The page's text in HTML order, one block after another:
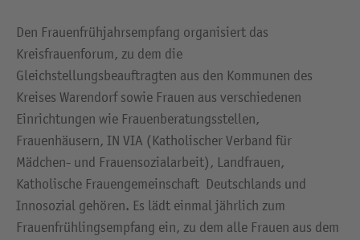
Den Frauenfrühjahrsempfang organisiert das
Kreisfrauenforum, zu dem die
Gleichstellungsbeauftragten aus den Kommunen des
Kreises Warendorf sowie Frauen aus verschiedenen
Einrichtungen wie Frauenberatungsstellen,
Frauenhäusern, IN VIA (Katholischer Verband für
Mädchen- und Frauensozialarbeit), Landfrauen,
Katholische Frauengemeinschaft Deutschlands und
Innosozial gehören. Es lädt einmal jährlich zum
Frauenfrühlingsempfang ein, zu dem alle Frauen aus dem